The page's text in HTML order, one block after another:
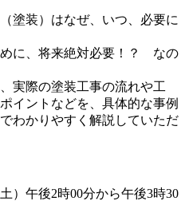
塗装）はなぜ、いつ、必要に
に、将来絶対必要！？ なの
実際の塗装工事の流れや工
イントなどを、具体的な事例
わかりやすく解説していただ
）午後2時00分から午後3時30